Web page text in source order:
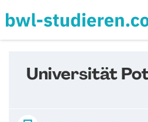
Universität